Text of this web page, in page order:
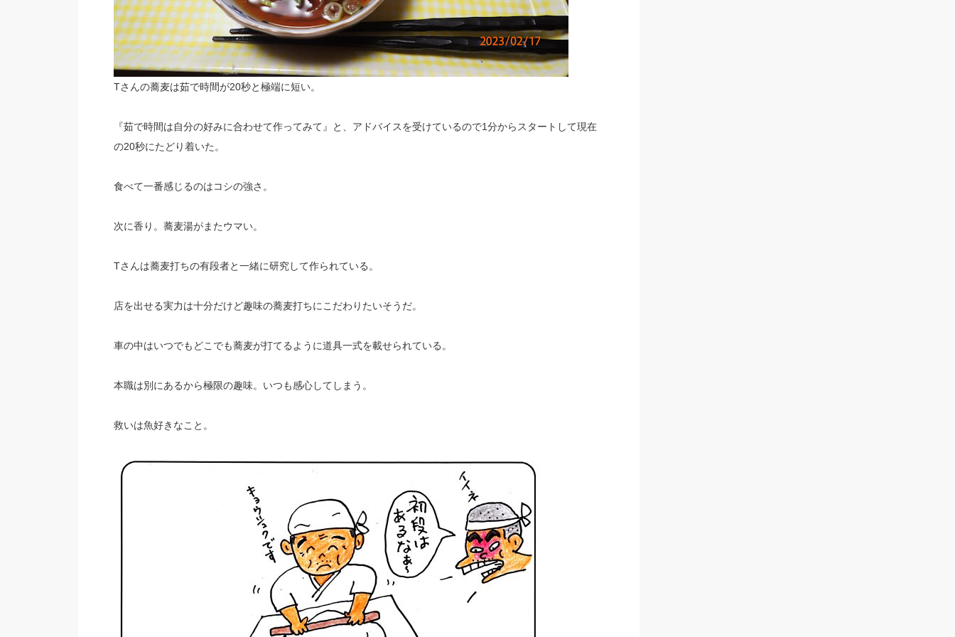
Tさんの蕎麦は茹で時間が20秒と極端に短い。
『茹で時間は自分の好みに合わせて作ってみて』と、アドバイスを受けているので1分からスタートして現在
の20秒にたどり着いた。
食べて一番感じるのはコシの強さ。
次に香り。蕎麦湯がまたウマい。
Tさんは蕎麦打ちの有段者と一緒に研究して作られている。
店を出せる実力は十分だけど趣味の蕎麦打ちにこだわりたいそうだ。
車の中はいつでもどこでも蕎麦が打てるように道具一式を載せられている。
本職は別にあるから極限の趣味。いつも感心してしまう。
救いは魚好きなこと。